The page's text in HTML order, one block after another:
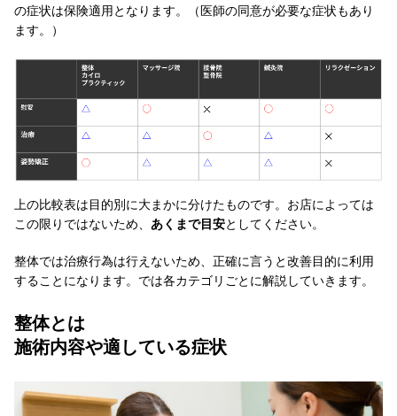
の症状は保険適用となります。（医師の同意が必要な症状もあり
ます。）
上の比較表は目的別に大まかに分けたものです。お店によっては
この限りではないため、 あくまで目安としてください。
整体では治療行為は行えないため、正確に言うと改善目的に利用
することになります。では各カテゴリごとに解説していきます。
整体とは
施術内容や適している症状